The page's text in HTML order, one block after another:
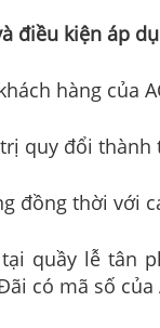
điều kiện áp
hàng của
quy đổi thành
đồng thời với
quầy lễ tân
có mã số